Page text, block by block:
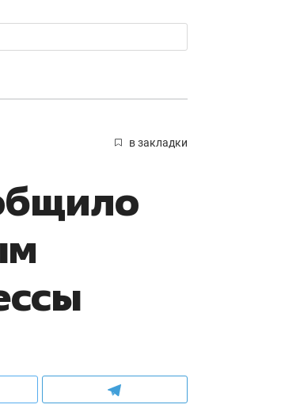
в закладки